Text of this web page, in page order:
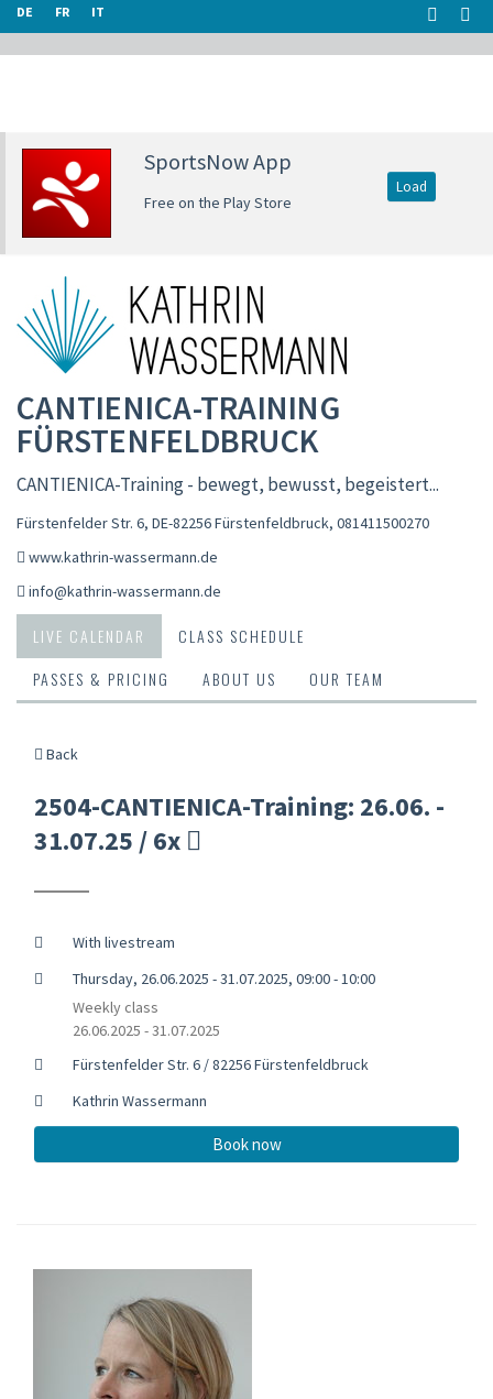
DE FR IT
SportsNow App
Free on the Play Store
Load
CANTIENICA-TRAINING
FÜRSTENFELDBRUCK
CANTIENICA-Training - bewegt, bewusst, begeistert...
Fürstenfelder Str. 6, DE-82256 Fürstenfeldbruck, 081411500270
www.kathrin-wassermann.de
info@kathrin-wassermann.de
LIVE CALENDAR
CLASS SCHEDULE
PASSES & PRICING
ABOUT US OUR TEAM
Back
2504-CANTIENICA-Training: 26.06. -
31.07.25 / 6x
With livestream
Thursday, 26.06.2025 - 31.07.2025, 09:00 - 10:00
Weekly class
26.06.2025 - 31.07.2025
Fürstenfelder Str. 6 / 82256 Fürstenfeldbruck
Kathrin Wassermann
Book now